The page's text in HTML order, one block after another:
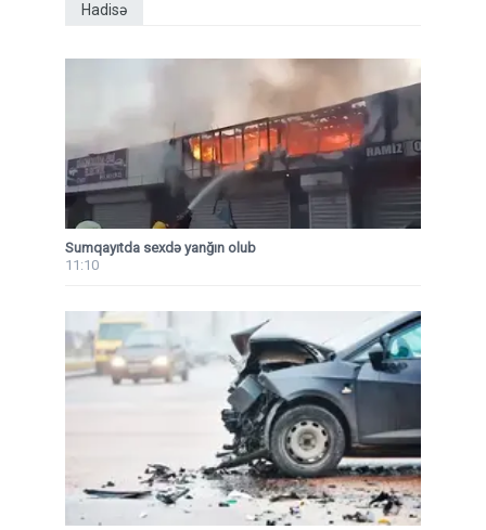
Hadisə
Sumqayıtda sexdə yanğın olub
11:10